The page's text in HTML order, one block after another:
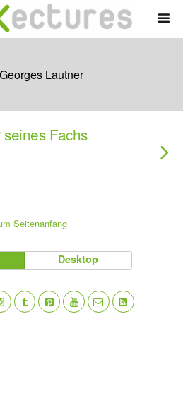
Lautner
Fachs
Seitenanfang
Desktop